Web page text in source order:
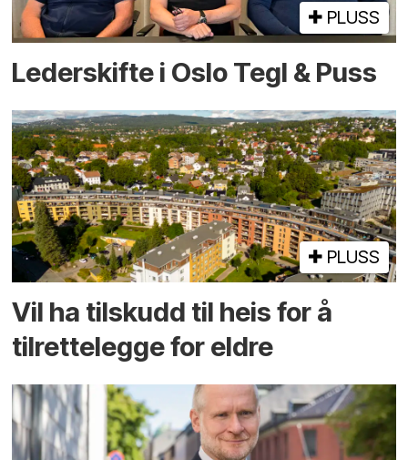
PLUSS
Lederskifte i Oslo Tegl & Puss
PLUSS
Vil ha tilskudd til heis for å
tilrettelegge for eldre